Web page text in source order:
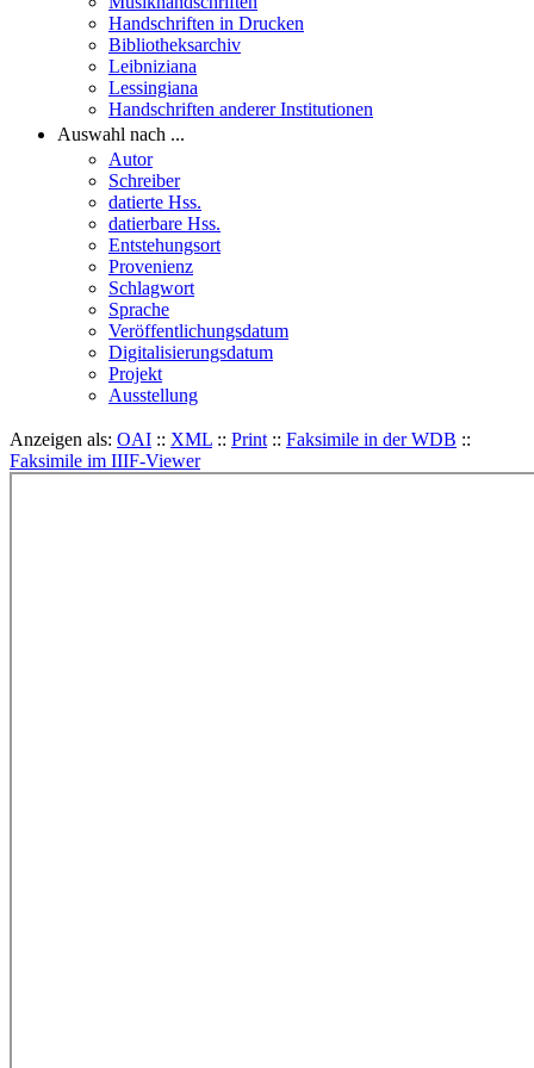
Handschriften in Drucken
Bibliotheksarchiv
Leibniziana
Lessingiana
Handschriften anderer Institutionen
Auswahl nach ...
Autor
Schreiber
datierte Hss.
datierbare Hss.
Entstehungsort
Provenienz
Schlagwort
Sprache
Veröffentlichungsdatum
Digitalisierungsdatum
Projekt
Ausstellung
Anzeigen als: OAI :: XML :: Print :: Faksimile in der WDB ::
Faksimile im IIIF-Viewer